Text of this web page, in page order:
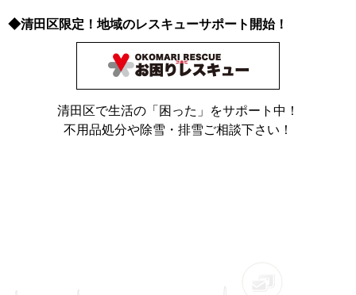
◆清田区限定！地域のレスキューサポート開始！
清田区で生活の「困った」をサポート中！
不用品処分や除雪・排雪ご相談下さい！